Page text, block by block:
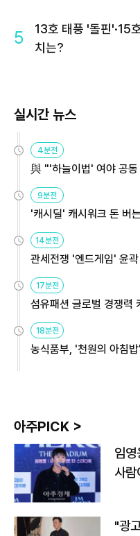
5
13호 태풍 '돌핀'·15
치는?
실시간 뉴스
4분전
與 "'하늘이법' 여야 공
9분전
'캐시딜' 캐시워크 돈 버
14분전
관세전쟁 '엔드게임' 윤
용해야
17분전
섬유패션 글로벌 경쟁
원
18분전
농식품부, '천원의 아침
아주PICK >
임
사
"광